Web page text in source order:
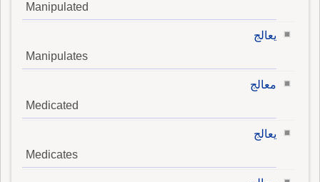
Manipulated
يعالج
Manipulates
معالج
Medicated
يعالج
Medicates